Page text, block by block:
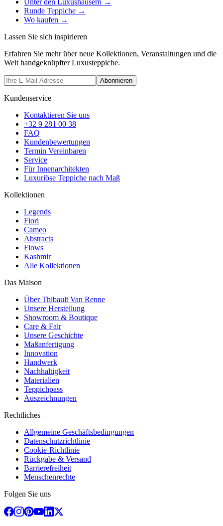
Unter den Luxushäusern →
Runde Teppiche →
Wo kaufen →
Lassen Sie sich inspirieren
Erfahren Sie mehr über neue Kollektionen, Veranstaltungen und die
Welt handgeknüpfter Luxusteppiche.
Abonnieren
Kundenservice
Kontaktieren Sie uns
+32 9 281 00 38
FAQ
Kundenbewertungen
Termin Vereinbaren
Service
Für Innenarchitekten
Luxuriöse Teppiche nach Maß
Kollektionen
Legends
Fiori
Cameo
Abstracts
Flows
Kashmir
Alle Kollektionen
Das Maison
Über Thibault Van Renne
Unsere Herstellung
Showroom & Boutique
Care & Fair
Unsere Geschichte
Maßanfertigung
Innovation
Handwerk
Nachhaltigkeit
Materialien
Teppichpass
Auszeichnungen
Rechtliches
Allgemeine Geschäftsbedingungen
Datenschutzrichtlinie
Cookie-Richtlinie
Rückgabe & Versand
Barrierefreiheit
Menschenrechte
Folgen Sie uns